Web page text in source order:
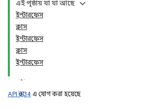
এই পৃষ্ঠায় যা যা আছে
ইন্টারফেস
ক্লাস
ইন্টারফেস
ক্লাস
ইন্টারফেস
API স্তর 34 এ যোগ করা হয়েছে